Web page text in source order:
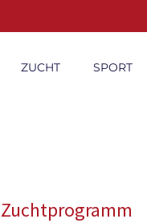
ZUCHT SPORT
Zuchtprogramm